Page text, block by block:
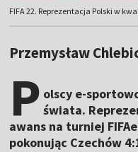
FIFA 22. Reprezentacja Polski w
Przemysław
P olscy e-
świata.
awans na turniej
pokonując Czechów